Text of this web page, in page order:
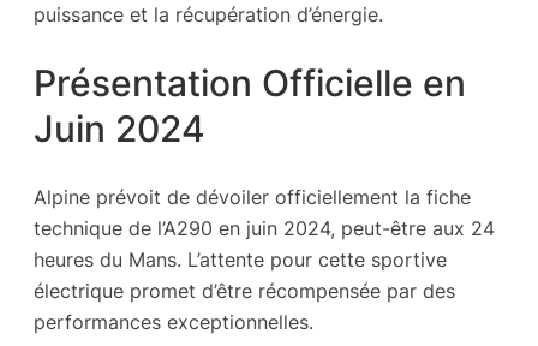
puissance et la récupération d’énergie.
Présentation Officielle en
Juin 2024
Alpine prévoit de dévoiler officiellement la fiche
technique de l’A290 en juin 2024, peut-être aux 24
heures du Mans. L’attente pour cette sportive
électrique promet d’être récompensée par des
performances exceptionnelles.